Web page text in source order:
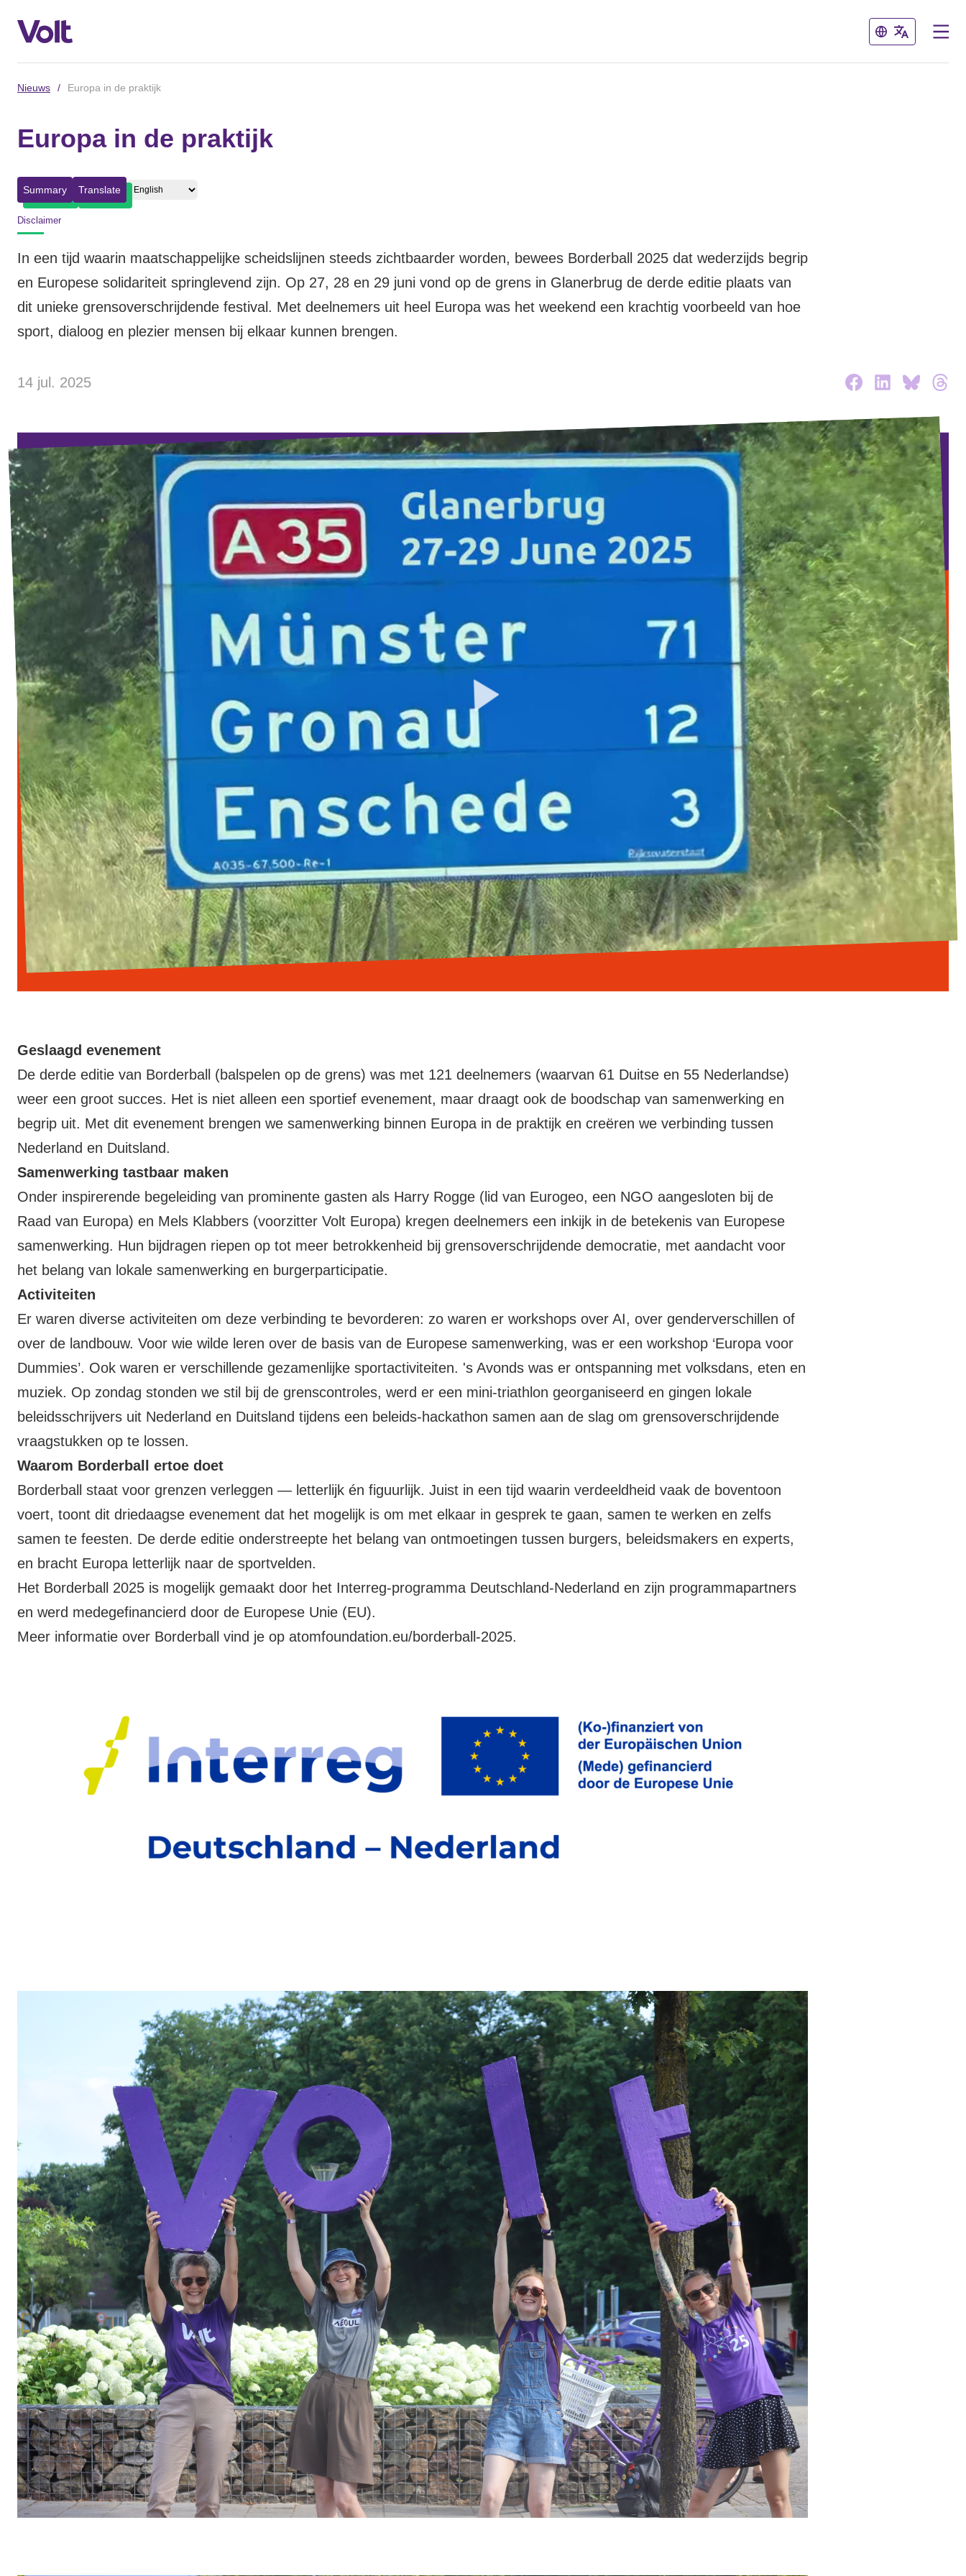
Sluiten
Volt Amsterdam
Volt Arnhem
Volt Delft
Afdelingen in de provincies
Volt Drenthe
...alle Volt provincies
Sluiten
Standpunten
Over Volt
Mensen
Nieuws
Word lid
Word actief
Doneer
Werken bij Volt
Contact
Sprekersaanvraag
Volt There - Buitenlandstichting Volt
Charge - Wetenschappelijk Platform Volt
Nieuws / Europa in de praktijk
Europa in de praktijk
Summary Translate
Disclaimer
In een tijd waarin maatschappelijke scheidslijnen steeds zichtbaarder worden, bewees Borderball 2025 dat wederzijds begrip
en Europese solidariteit springlevend zijn. Op 27, 28 en 29 juni vond op de grens in Glanerbrug de derde editie plaats van
dit unieke grensoverschrijdende festival. Met deelnemers uit heel Europa was het weekend een krachtig voorbeeld van hoe
sport, dialoog en plezier mensen bij elkaar kunnen brengen.
14 jul. 2025
Geslaagd evenement
De derde editie van Borderball (balspelen op de grens) was met 121 deelnemers (waarvan 61 Duitse en 55 Nederlandse)
weer een groot succes. Het is niet alleen een sportief evenement, maar draagt ook de boodschap van samenwerking en
begrip uit. Met dit evenement brengen we samenwerking binnen Europa in de praktijk en creëren we verbinding tussen
Nederland en Duitsland.
Samenwerking tastbaar maken
Onder inspirerende begeleiding van prominente gasten als Harry Rogge (lid van Eurogeo, een NGO aangesloten bij de
Raad van Europa) en Mels Klabbers (voorzitter Volt Europa) kregen deelnemers een inkijk in de betekenis van Europese
samenwerking. Hun bijdragen riepen op tot meer betrokkenheid bij grensoverschrijdende democratie, met aandacht voor
het belang van lokale samenwerking en burgerparticipatie.
Activiteiten
Er waren diverse activiteiten om deze verbinding te bevorderen: zo waren er workshops over AI, over genderverschillen of
over de landbouw. Voor wie wilde leren over de basis van de Europese samenwerking, was er een workshop ‘Europa voor
Dummies’. Ook waren er verschillende gezamenlijke sportactiviteiten. 's Avonds was er ontspanning met volksdans, eten en
muziek. Op zondag stonden we stil bij de grenscontroles, werd er een mini-triathlon georganiseerd en gingen lokale
beleidsschrijvers uit Nederland en Duitsland tijdens een beleids-hackathon samen aan de slag om grensoverschrijdende
vraagstukken op te lossen.
Waarom Borderball ertoe doet
Borderball staat voor grenzen verleggen — letterlijk én figuurlijk. Juist in een tijd waarin verdeeldheid vaak de boventoon
voert, toont dit driedaagse evenement dat het mogelijk is om met elkaar in gesprek te gaan, samen te werken en zelfs
samen te feesten. De derde editie onderstreepte het belang van ontmoetingen tussen burgers, beleidsmakers en experts,
en bracht Europa letterlijk naar de sportvelden.
Het Borderball 2025 is mogelijk gemaakt door het Interreg-programma Deutschland-Nederland en zijn programmapartners
en werd medegefinancierd door de Europese Unie (EU).
Meer informatie over Borderball vind je op atomfoundation.eu/borderball-2025.